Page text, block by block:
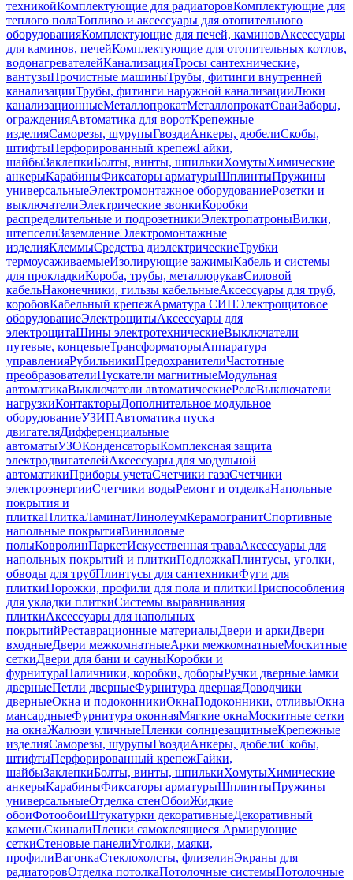
техникойКомплектующие для радиаторовКомплектующие для
теплого полаТопливо и аксессуары для отопительного
оборудованияКомплектующие для печей, каминовАксессуары
для каминов, печейКомплектующие для отопительных котлов,
водонагревателейКанализацияТросы сантехнические,
вантузыПрочистные машиныТрубы, фитинги внутренней
канализацииТрубы, фитинги наружной канализацииЛюки
канализационныеМеталлопрокатМеталлопрокатСваиЗаборы,
огражденияАвтоматика для воротКрепежные
изделияСаморезы, шурупыГвоздиАнкеры, дюбелиСкобы,
штифтыПерфорированный крепежГайки,
шайбыЗаклепкиБолты, винты, шпилькиХомутыХимические
анкерыКарабиныФиксаторы арматурыШплинтыПружины
универсальныеЭлектромонтажное оборудованиеРозетки и
выключателиЭлектрические звонкиКоробки
распределительные и подрозетникиЭлектропатроныВилки,
штепселиЗаземлениеЭлектромонтажные
изделияКлеммыСредства диэлектрическиеТрубки
термоусаживаемыеИзолирующие зажимыКабель и системы
для прокладкиКороба, трубы, металлорукавСиловой
кабельНаконечники, гильзы кабельныеАксессуары для труб,
коробовКабельный крепежАрматура СИПЭлектрощитовое
оборудованиеЭлектрощитыАксессуары для
электрощитаШины электротехническиеВыключатели
путевые, концевыеТрансформаторыАппаратура
управленияРубильникиПредохранителиЧастотные
преобразователиПускатели магнитныеМодульная
автоматикаВыключатели автоматическиеРелеВыключатели
нагрузкиКонтакторыДополнительное модульное
оборудованиеУЗИПАвтоматика пуска
двигателяДифференциальные
автоматыУЗОКонденсаторыКомплексная защита
электродвигателейАксессуары для модульной
автоматикиПриборы учетаСчетчики газаСчетчики
электроэнергииСчетчики водыРемонт и отделкаНапольные
покрытия и
плиткаПлиткаЛаминатЛинолеумКерамогранитСпортивные
напольные покрытияВиниловые
полыКовролинПаркетИскусственная траваАксессуары для
напольных покрытий и плиткиПодложкаПлинтусы, уголки,
обводы для трубПлинтусы для сантехникиФуги для
плиткиПорожки, профили для пола и плиткиПриспособления
для укладки плиткиСистемы выравнивания
плиткиАксессуары для напольных
покрытийРеставрационные материалыДвери и аркиДвери
входныеДвери межкомнатныеАрки межкомнатныеМоскитные
сеткиДвери для бани и сауныКоробки и
фурнитураНаличники, коробки, доборыРучки дверныеЗамки
дверныеПетли дверныеФурнитура двернаяДоводчики
дверныеОкна и подоконникиОкнаПодоконники, отливыОкна
мансардныеФурнитура оконнаяМягкие окнаМоскитные сетки
на окнаЖалюзи уличныеПленки солнцезащитныеКрепежные
изделияСаморезы, шурупыГвоздиАнкеры, дюбелиСкобы,
штифтыПерфорированный крепежГайки,
шайбыЗаклепкиБолты, винты, шпилькиХомутыХимические
анкерыКарабиныФиксаторы арматурыШплинтыПружины
универсальныеОтделка стенОбоиЖидкие
обоиФотообоиШтукатурки декоративныеДекоративный
каменьСкиналиПленки самоклеящиеся Армирующие
сеткиСтеновые панелиУголки, маяки,
профилиВагонкаСтеклохолсты, флизелинЭкраны для
радиаторовОтделка потолкаПотолочные системыПотолочные